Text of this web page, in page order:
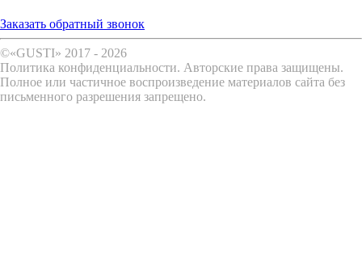
Заказать обратный звонок
©«GUSTI» 2017 - 2026
Политика конфиденциальности. Авторские права защищены.
Полное или частичное воспроизведение материалов сайта без
письменного разрешения запрещено.